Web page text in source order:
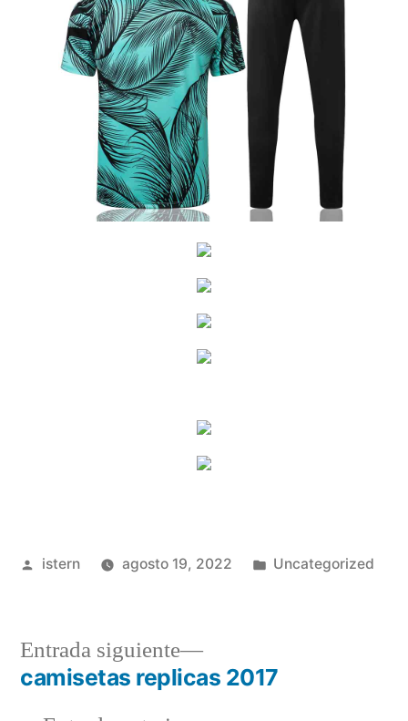
Publicado
istern agosto 19, 2022
Publicado
Uncategorized
Navegación
Entrada siguiente
Entrada
siguiente:
camisetas replicas 2017